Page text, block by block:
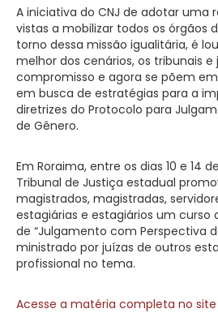
A iniciativa do CNJ de adotar uma
vistas a mobilizar todos os órgãos
torno dessa missão igualitária, é
melhor dos cenários, os tribunais
compromisso e agora se põem
em busca de estratégias para a
diretrizes do Protocolo para
de Gênero.
Em Roraima, entre os dias 10 e 14
Tribunal de Justiça estadual
magistrados, magistradas,
estagiárias e estagiários um
de “Julgamento com Perspectiva
ministrado por juízas de outros
profissional no tema.
Acesse a matéria completa no